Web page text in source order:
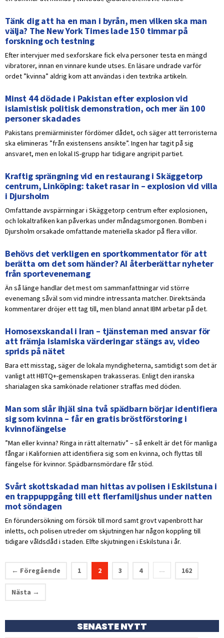
Tänk dig att ha en man i byrån, men vilken ska man
välja? The New York Times lade 150 timmar på
forskning och testning
Efter intervjuer med sexforskare fick elva personer testa en mängd
vibratorer, innan en vinnare kunde utses. En läsare undrade varför
ordet ”kvinna” aldrig kom att användas i den textrika artikeln.
Minst 44 dödade i Pakistan efter explosion vid
islamistisk politisk demonstration, och mer än 100
personer skadades
Pakistans premiärminister fördömer dådet, och säger att terroristerna
ska elimineras ”från existensens ansikte”. Ingen har tagit på sig
ansvaret, men en lokal IS-grupp har tidigare angripit partiet.
Kraftig sprängning vid en restaurang i Skäggetorp
centrum, Linköping: taket rasar in – explosion vid villa
i Djursholm
Omfattande avspärrningar i Skäggetorp centrum efter explosionen,
och lokaltrafiken kan påverkas under måndagsmorgonen. Bomben i
Djursholm orsakade omfattande materiella skador på flera villor.
Behövs det verkligen en sportkommentator för att
berätta om det som händer? AI återberättar nyheter
från sportevenemang
Än så länge handlar det mest om sammanfattningar vid större
evenemang såväl som vid mindre intressanta matcher. Direktsända
kommentarer dröjer ett tag till, men bland annat IBM arbetar på det.
Homosexskandal i Iran – tjänsteman med ansvar för
att främja islamiska värderingar stängs av, video
sprids på nätet
Bara ett misstag, säger de lokala myndigheterna, samtidigt som det är
vanligt att HBTQ+-gemenskapen trakasseras. Enligt den iranska
sharialagen ska samkönade relationer straffas med döden.
Man som slår ihjäl sina två spädbarn börjar identifiera
sig som kvinna – får en gratis bröstförstoring i
kvinnofängelse
”Man eller kvinna? Ringa in rätt alternativ” – så enkelt är det för manliga
fångar i Kalifornien att identifiera sig som en kvinna, och flyttas till
fängelse för kvinnor. Spädbarnsmördare får stöd.
Svårt skottskadad man hittas av polisen i Eskilstuna i
en trappuppgång till ett flerfamiljshus under natten
mot söndagen
En förundersökning om försök till mord samt grovt vapenbrott har
inletts, och polisen utreder om skjutningen har någon koppling till
tidigare våldsdåd i staden. Elfte skjutningen i Eskilstuna i år.
← Föregående 1 2 3 4 … 162
Nästa →
SENASTE NYTT